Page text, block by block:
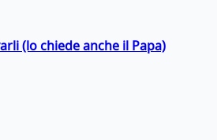
(lo chiede anche il Papa)